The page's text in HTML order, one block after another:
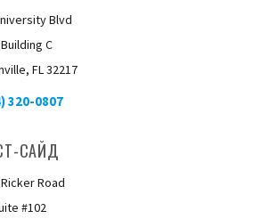
Blvd
C
FL 32217
320-0807
САЙД
Road
#102